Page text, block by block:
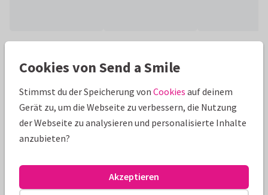
Fotocollage-Weihnachtskarte mit vielen eigenen Bildern in
der Form eines Weihnachtsbaumes auf Holzhintergrund.
Vorlage nach Wunsch gestalten!
Alle Karten können nach Wunsch angepasst werden.
Fotokarten Paperhugs - by Lidy
Cookies von Send a Smile
Stimmst du der Speicherung von Cookies auf deinem
Gerät zu, um die Webseite zu verbessern, die Nutzung
der Webseite zu analysieren und personalisierte Inhalte
anzubieten?
Akzeptieren